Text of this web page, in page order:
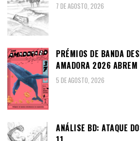
7 DE AGOSTO, 2026
PRÉMIOS DE BANDA
AMADORA 2026 ABREM
5 DE AGOSTO, 2026
ANÁLISE BD: ATAQUE